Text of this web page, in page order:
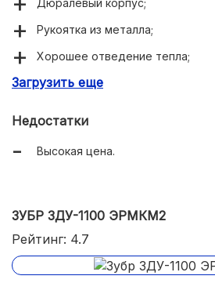
Рукоятка из металла;
Хорошее отведение тепла;
Реверсивный редуктор;
Загрузить еще
Недостатки
Высокая цена.
ЗУБР ЗДУ-1100 ЭРМКМ2
Рейтинг: 4.7